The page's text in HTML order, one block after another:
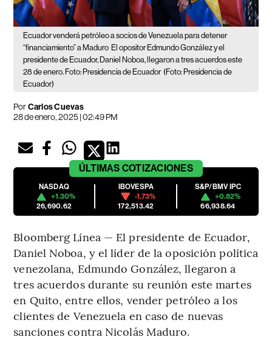
Ecuador venderá petróleo a socios de Venezuela para detener
“financiamiento” a Maduro El opositor Edmundo González y el
presidente de Ecuador, Daniel Noboa, llegaron a tres acuerdos este
28 de enero. Foto: Presidencia de Ecuador (Foto: Presidencia de
Ecuador)
PorCarlos Cuevas
28 de enero, 2025 | 02:49 PM
ÚLTIMAS COTIZACIONES
NASDAQ
+1.30%
26,690.62
IBOVESPA
-1.73%
172,513.42
S&P/BMV IPC
+0.82%
66,938.64
Bloomberg Línea — El presidente de Ecuador,
Daniel Noboa, y el líder de la oposición política
venezolana, Edmundo González, llegaron a
tres acuerdos durante su reunión este martes
en Quito, entre ellos, vender petróleo a los
clientes de Venezuela en caso de nuevas
sanciones contra Nicolás Maduro.